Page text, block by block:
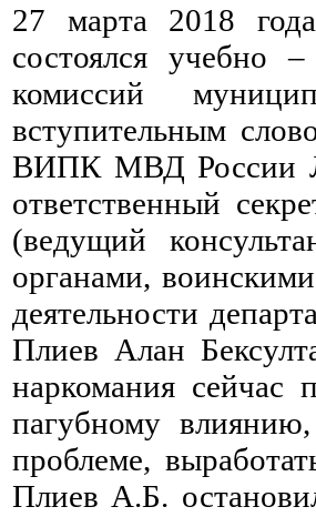
27 марта 2018
состоялся учебно
комиссий
вступительным
ВИПК МВД России
ответственный
(ведущий
органами,
деятельности
Плиев Алан
наркомания сейчас
пагубному
проблеме,
Плиев А.Б.